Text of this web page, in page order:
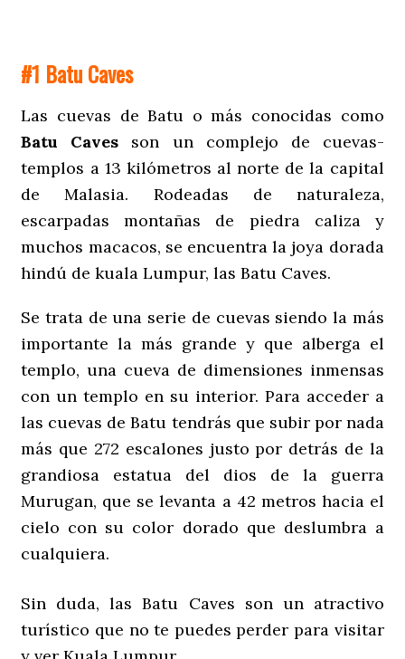
#1 Batu Caves
Las cuevas de Batu o más conocidas como
Batu Caves son un complejo de cuevas-
templos a 13 kilómetros al norte de la capital
de Malasia. Rodeadas de naturaleza,
escarpadas montañas de piedra caliza y
muchos macacos, se encuentra la joya dorada
hindú de kuala Lumpur, las Batu Caves.
Se trata de una serie de cuevas siendo la más
importante la más grande y que alberga el
templo, una cueva de dimensiones inmensas
con un templo en su interior. Para acceder a
las cuevas de Batu tendrás que subir por nada
más que 272 escalones justo por detrás de la
grandiosa estatua del dios de la guerra
Murugan, que se levanta a 42 metros hacia el
cielo con su color dorado que deslumbra a
cualquiera.
Sin duda, las Batu Caves son un atractivo
turístico que no te puedes perder para visitar